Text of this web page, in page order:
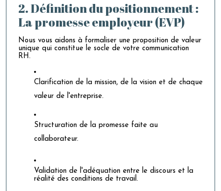
2. Définition du positionnement :
La promesse employeur (EVP)
Nous vous aidons à formaliser une proposition de valeur
unique qui constitue le socle de votre communication
RH.
Clarification de la mission, de la vision et de chaque
valeur de l'entreprise.
Structuration de la promesse faite au
collaborateur.
Validation de l'adéquation entre le discours et la
réalité des conditions de travail.